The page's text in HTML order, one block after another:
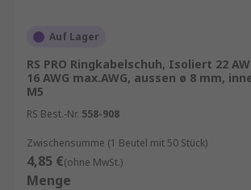
Auf Lager
RS PRO Ringkabelschuh, Isoliert 22
16 AWG max.AWG, aussen ø 8 mm,
M5
RS Best.-Nr. 558-908
Zwischensumme (1 Beutel mit 50 Stück)
4,85 €(ohne MwSt.)
Menge